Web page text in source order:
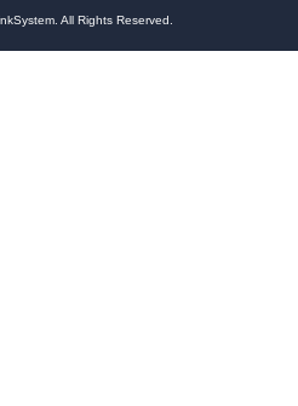
All Rights Reserved.